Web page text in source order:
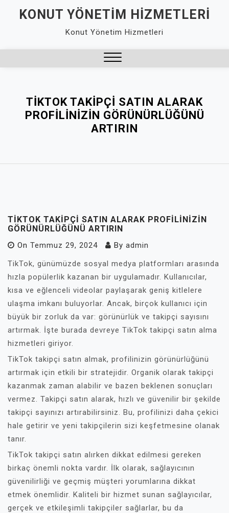
KONUT YÖNETIM HIZMETLERI
Konut Yönetim Hizmetleri
TIKTOK TAKIPÇI SATIN ALARAK
PROFILINIZIN GÖRÜNÜRLÜĞÜNÜ
ARTIRIN
TIKTOK TAKIPÇI SATIN ALARAK PROFILINIZIN
GÖRÜNÜRLÜĞÜNÜ ARTIRIN
On Temmuz 29, 2024 By admin
TikTok, günümüzde sosyal medya platformları arasında
hızla popülerlik kazanan bir uygulamadır. Kullanıcılar,
kısa ve eğlenceli videolar paylaşarak geniş kitlelere
ulaşma imkanı buluyorlar. Ancak, birçok kullanıcı için
büyük bir zorluk da var: görünürlük ve takipçi sayısını
artırmak. İşte burada devreye TikTok takipçi satın alma
hizmetleri giriyor.
TikTok takipçi satın almak, profilinizin görünürlüğünü
artırmak için etkili bir stratejidir. Organik olarak takipçi
kazanmak zaman alabilir ve bazen beklenen sonuçları
vermez. Takipçi satın alarak, hızlı ve güvenilir bir şekilde
takipçi sayınızı artırabilirsiniz. Bu, profilinizi daha çekici
hale getirir ve yeni takipçilerin sizi keşfetmesine olanak
tanır.
TikTok takipçi satın alırken dikkat edilmesi gereken
birkaç önemli nokta vardır. İlk olarak, sağlayıcının
güvenilirliği ve geçmiş müşteri yorumlarına dikkat
etmek önemlidir. Kaliteli bir hizmet sunan sağlayıcılar,
gerçek ve etkileşimli takipçiler sağlarlar, bu da